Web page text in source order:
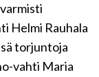
Helmi Rauhala
torjuntoja
vahti Maria